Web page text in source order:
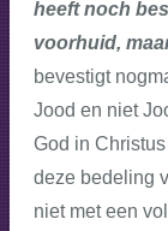
heeft noch
voorhuid,
bevestigt
Jood en niet
God in
deze bedeling
niet met een